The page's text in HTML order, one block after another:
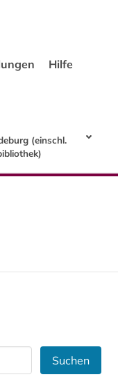
Hilfe
(einschl.
Suchen